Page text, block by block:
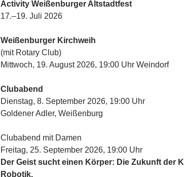
Activity Weißenburger Altstadtfest
17.–19. Juli 2026
Weißenburger Kirchweih
(mit Rotary Club)
Mittwoch, 19. August 2026, 19:00 Uhr Weindorf
Clubabend
Dienstag, 8. September 2026, 19:00 Uhr
Goldener Adler, Weißenburg
Clubabend mit Damen
Freitag, 25. September 2026, 19:00 Uhr
Der Geist sucht einen Körper: Die Zukunft der
Robotik.